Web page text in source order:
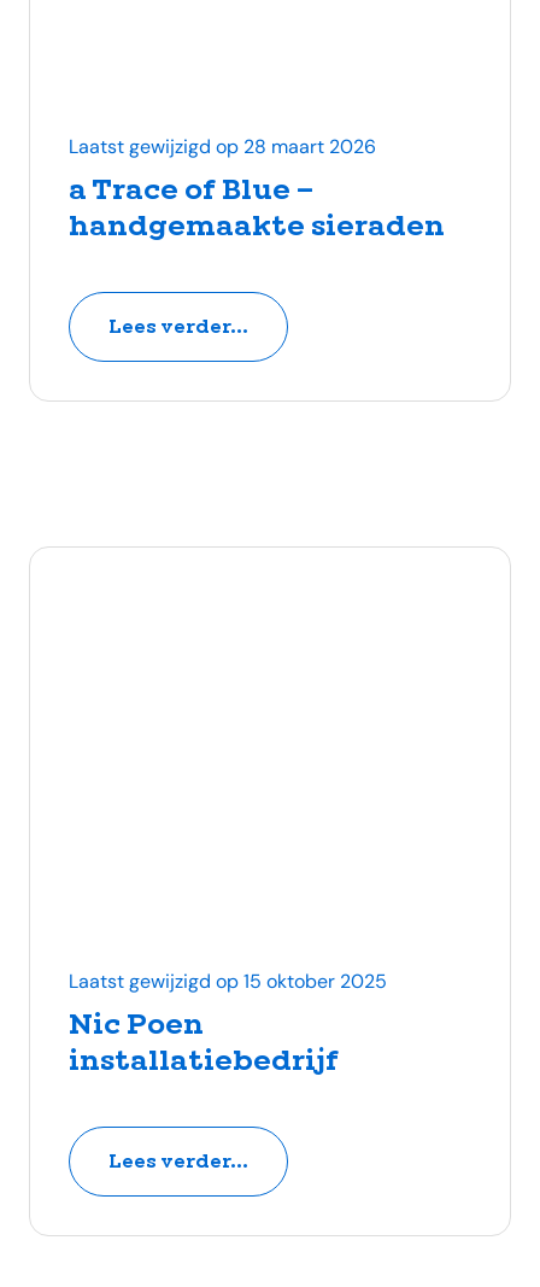
a Trace of Blue –
handgemaakte sieraden
Laatst gewijzigd op 28 maart 2026
Lees verder...
Nic Poen
installatiebedrijf
Laatst gewijzigd op 15 oktober 2025
Lees verder...